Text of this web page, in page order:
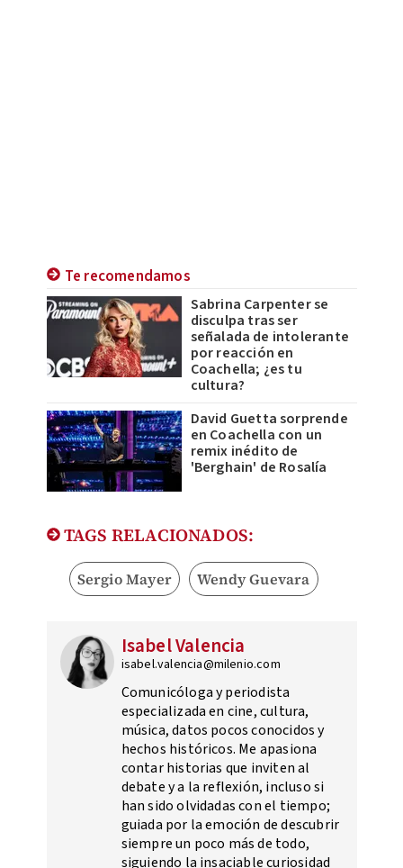
Te recomendamos
Sabrina Carpenter se
disculpa tras ser
señalada de intolerante
por reacción en
Coachella; ¿es tu
cultura?
David Guetta sorprende
en Coachella con un
remix inédito de
'Berghain' de Rosalía
TAGS RELACIONADOS:
Sergio Mayer Wendy Guevara
Isabel Valencia
isabel.valencia@milenio.com
Comunicóloga y periodista
especializada en cine, cultura,
música, datos pocos conocidos y
hechos históricos. Me apasiona
contar historias que inviten al
debate y a la reflexión, incluso si
han sido olvidadas con el tiempo;
guiada por la emoción de descubrir
siempre un poco más de todo,
siguiendo la insaciable curiosidad